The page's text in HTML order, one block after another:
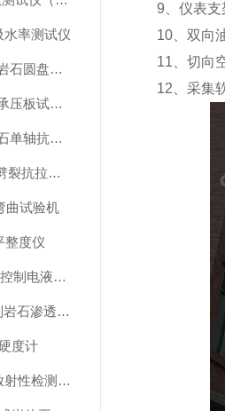
水率测试仪
LTB-9铁路道渣岩石圆盘耐磨硬度试验机
LTB-8岩体刚性承压板试验仪
LTB-5数显式岩石单轴抗压强度试验机
LBTC-230岩石劈裂抗拉强度夹具
曲试验机
整度仪
LBT-1000B微机控制电液伺服岩石三轴仪
LBTYS伺服控制岩石渗透分析仪
度计
ELγ-2000石材放射性检测仪（智能γ辐射分析仪）
9 、仪表
10 、双向
11 、切向
12 、采集